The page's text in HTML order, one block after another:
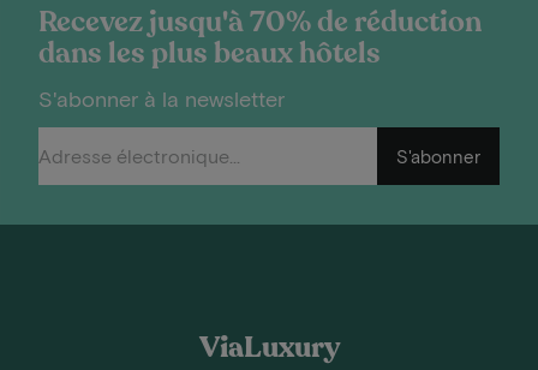
Recevez jusqu'à 70% de réduction
dans les plus beaux hôtels
S'abonner à la newsletter
S'abonner
ViaLuxury